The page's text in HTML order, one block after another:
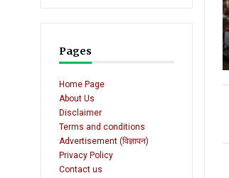
Pages
Home Page
About Us
Disclaimer
Terms and conditions
Advertisement (विज्ञापन)
Privacy Policy
Contact us